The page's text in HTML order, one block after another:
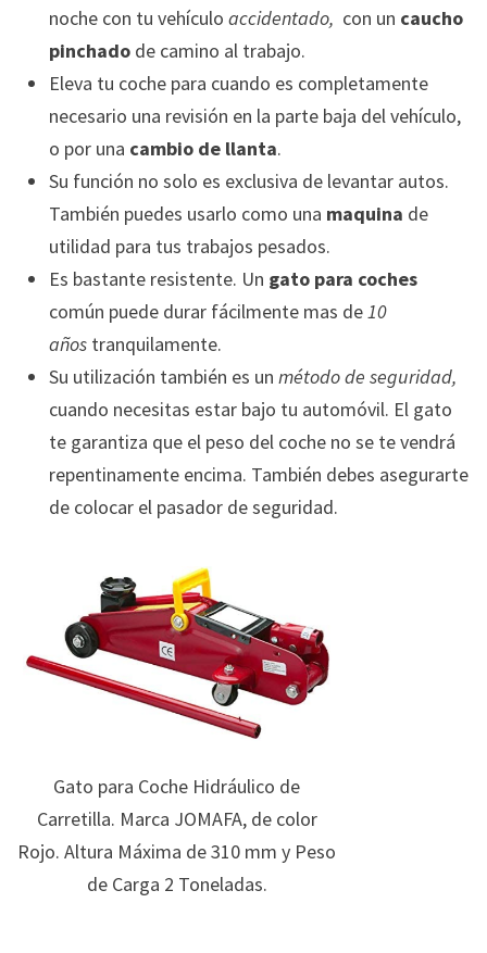
noche con tu vehículo accidentado, con un caucho
pinchadode camino al trabajo.
Eleva tu coche para cuando es completamente
necesario una revisión en la parte baja del vehículo,
o por una cambio de llanta.
Su función no solo es exclusiva de levantar autos.
También puedes usarlo como una maquina de
utilidad para tus trabajos pesados.
Es bastante resistente. Un gato para coches
común puede durar fácilmente mas de10
añostranquilamente.
Su utilización también es un método de seguridad,
cuando necesitas estar bajo tu automóvil. El gato
te garantiza que el peso del coche no se te vendrá
repentinamente encima. También debes asegurarte
de colocar el pasador de seguridad.
Gato para Coche Hidráulico de
Carretilla. Marca JOMAFA, de color
Rojo. Altura Máxima de 310 mm y Peso
de Carga 2 Toneladas.